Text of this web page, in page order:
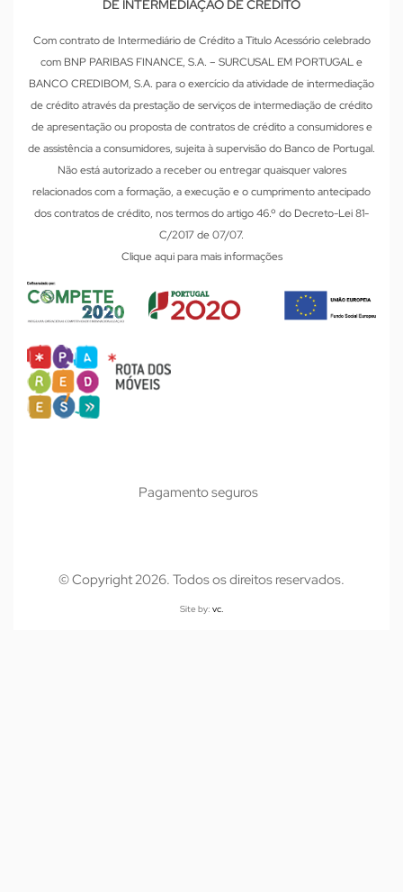
DE INTERMEDIAÇÃO DE CRÉDITO
Com contrato de Intermediário de Crédito a Titulo Acessório celebrado
com BNP PARIBAS FINANCE, S.A. – SURCUSAL EM PORTUGAL e
BANCO CREDIBOM, S.A. para o exercício da atividade de intermediação
de crédito através da prestação de serviços de intermediação de crédito
de apresentação ou proposta de contratos de crédito a consumidores e
de assistência a consumidores, sujeita à supervisão do Banco de Portugal.
Não está autorizado a receber ou entregar quaisquer valores
relacionados com a formação, a execução e o cumprimento antecipado
dos contratos de crédito, nos termos do artigo 46.º do Decreto-Lei 81-
C/2017 de 07/07.
Clique aqui para mais informações
© Copyright 2026. Todos os direitos reservados.
Site by: vc.
Pagamento seguros